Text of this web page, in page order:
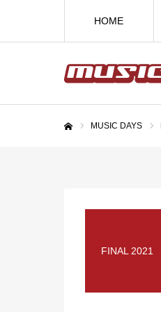
HOME
MUSIC DAYS
FINAL 2021